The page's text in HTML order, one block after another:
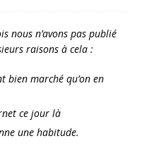
nous n’avons pas publié
raisons à cela :
bien marché qu’on en
ce jour là
une habitude.